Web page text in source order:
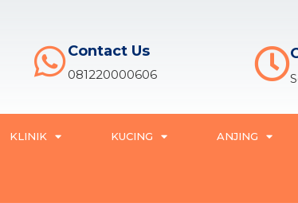
Contact Us
081220000606
KLINIK KUCING ANJING